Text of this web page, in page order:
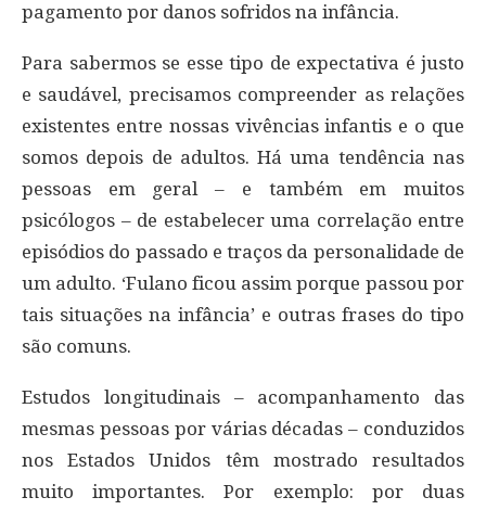
pagamento por danos sofridos na infância.
Para sabermos se esse tipo de expectativa é justo
e saudável, precisamos compreender as relações
existentes entre nossas vivências infantis e o que
somos depois de adultos. Há uma tendência nas
pessoas em geral – e também em muitos
psicólogos – de estabelecer uma correlação entre
episódios do passado e traços da personalidade de
um adulto. ‘Fulano ficou assim porque passou por
tais situações na infância’ e outras frases do tipo
são comuns.
Estudos longitudinais – acompanhamento das
mesmas pessoas por várias décadas – conduzidos
nos Estados Unidos têm mostrado resultados
muito importantes. Por exemplo: por duas